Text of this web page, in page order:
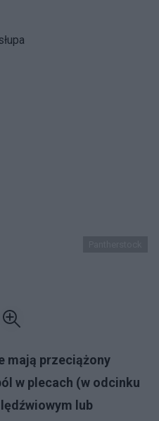
mają przeciążony
w plecach (w odcinku
lub